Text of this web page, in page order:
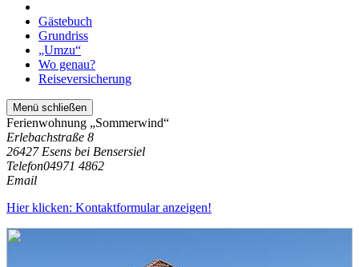
Gästebuch
Grundriss
„Umzu“
Wo genau?
Reiseversicherung
Menü schließen
Ferienwohnung „Sommerwind“
Erlebachstraße 8
26427 Esens bei Bensersiel
Telefon04971 4862
Email
Hier klicken: Kontaktformular anzeigen!